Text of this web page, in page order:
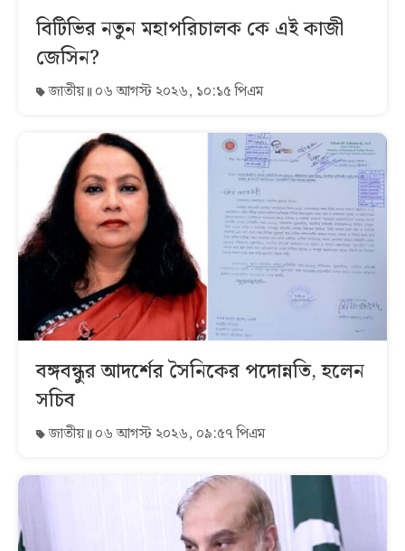
বিটিভির নতুন মহাপরিচালক কে এই কাজী
জেসিন?
জাতীয় ০৬ আগস্ট ২০২৬, ১০:১৫ পিএম
বঙ্গবন্ধুর আদর্শের সৈনিকের পদোন্নতি, হলেন
সচিব
জাতীয় ০৬ আগস্ট ২০২৬, ০৯:৫৭ পিএম